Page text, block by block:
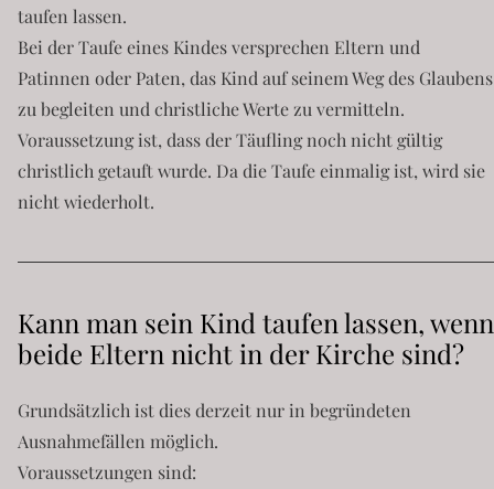
taufen lassen.
Bei der Taufe eines Kindes versprechen Eltern und
Patinnen oder Paten, das Kind auf seinem Weg des Glaubens
zu begleiten und christliche Werte zu vermitteln.
Voraussetzung ist, dass der Täufling noch nicht gültig
christlich getauft wurde. Da die Taufe einmalig ist, wird sie
nicht wiederholt.
Kann man sein Kind taufen lassen, wenn
beide Eltern nicht in der Kirche sind?
Grundsätzlich ist dies derzeit nur in begründeten
Ausnahmefällen möglich.
Voraussetzungen sind: